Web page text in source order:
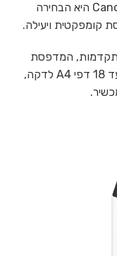
מדפסת לייזר Canon i-SENSYS LBP631Cw היא הבחירה
קומפקטית ויעילה.
מתקדמות, המדפסת
מציעה הדפסה חד-צדדית במהירות של עד 18 דפי A4 לדקה,